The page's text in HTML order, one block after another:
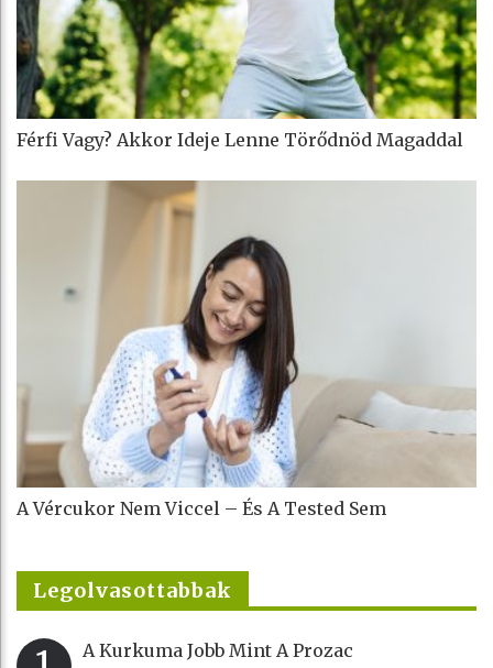
Férfi Vagy? Akkor Ideje Lenne Törődnöd Magaddal
A Vércukor Nem Viccel – És A Tested Sem
Legolvasottabbak
A Kurkuma Jobb Mint A Prozac